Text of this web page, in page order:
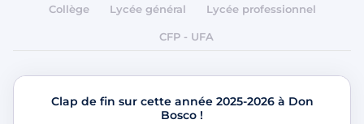
Collège Lycée général Lycée professionnel
CFP - UFA
Clap de fin sur cette année 2025-2026 à Don
Bosco !